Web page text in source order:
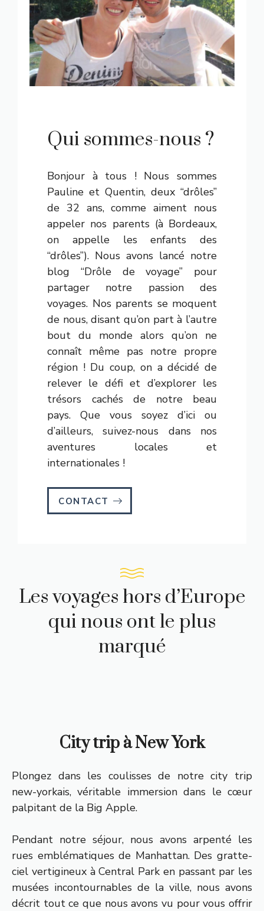
Qui sommes-nous ?
Bonjour à tous ! Nous sommes
Pauline et Quentin, deux “drôles”
de 32 ans, comme aiment nous
appeler nos parents (à Bordeaux,
on appelle les enfants des
“drôles”). Nous avons lancé notre
blog “Drôle de voyage” pour
partager notre passion des
voyages. Nos parents se moquent
de nous, disant qu’on part à l’autre
bout du monde alors qu’on ne
connaît même pas notre propre
région ! Du coup, on a décidé de
relever le défi et d’explorer les
trésors cachés de notre beau
pays. Que vous soyez d’ici ou
d’ailleurs, suivez-nous dans nos
aventures locales et
internationales !
CONTACT
Les voyages hors d’Europe
qui nous ont le plus
marqué
City trip à New York
Plongez dans les coulisses de notre city trip
new-yorkais, véritable immersion dans le cœur
palpitant de la Big Apple.
Pendant notre séjour, nous avons arpenté les
rues emblématiques de Manhattan. Des gratte-
ciel vertigineux à Central Park en passant par les
musées incontournables de la ville, nous avons
décrit tout ce que nous avons vu pour vous offrir